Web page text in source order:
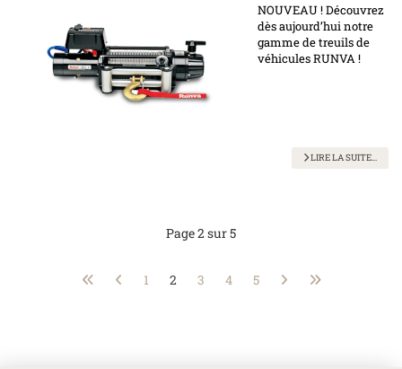
NOUVEAU ! Découvrez
dès aujourd’hui notre
gamme detreuils de
véhiculesRUNVA !
LIRE LA SUITE...
Page 2 sur 5
1 2 3 4 5